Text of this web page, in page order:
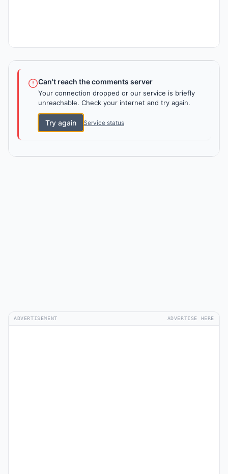
Can't reach the comments server
Your connection dropped or our service is briefly
unreachable. Check your internet and try again.
Try again Service status
ADVERTISEMENT ADVERTISE HERE